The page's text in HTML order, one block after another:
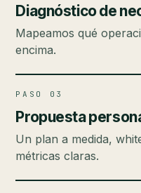
Diagnóstico de
Mapeamos qué
encima.
PASO 03
Propuesta
Un plan a medida,
métricas claras.